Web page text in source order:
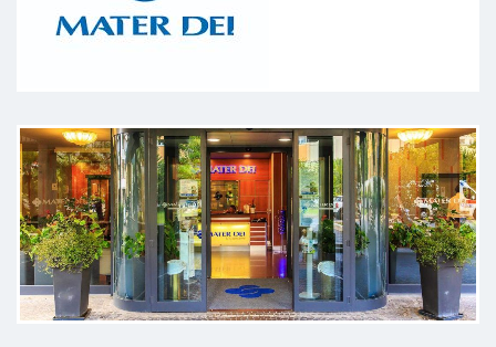
valutazione di contesto
Devo dire che il dottore, è stato
primo puntuale, poi ti mette a tuo